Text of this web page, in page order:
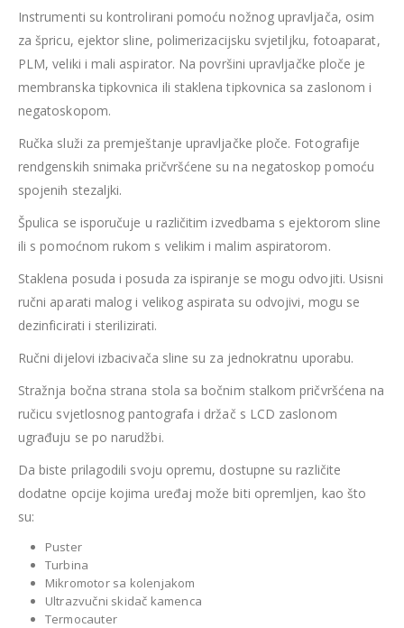
Instrumenti su kontrolirani pomoću nožnog upravljača, osim
za špricu, ejektor sline, polimerizacijsku svjetiljku, fotoaparat,
PLM, veliki i mali aspirator. Na površini upravljačke ploče je
membranska tipkovnica ili staklena tipkovnica sa zaslonom i
negatoskopom.
Ručka služi za premještanje upravljačke ploče. Fotografije
rendgenskih snimaka pričvršćene su na negatoskop pomoću
spojenih stezaljki.
Špulica se isporučuje u različitim izvedbama s ejektorom sline
ili s pomoćnom rukom s velikim i malim aspiratorom.
Staklena posuda i posuda za ispiranje se mogu odvojiti. Usisni
ručni aparati malog i velikog aspirata su odvojivi, mogu se
dezinficirati i sterilizirati.
Ručni dijelovi izbacivača sline su za jednokratnu uporabu.
Stražnja bočna strana stola sa bočnim stalkom pričvršćena na
ručicu svjetlosnog pantografa i držač s LCD zaslonom
ugrađuju se po narudžbi.
Da biste prilagodili svoju opremu, dostupne su različite
dodatne opcije kojima uređaj može biti opremljen, kao što
su:
Puster
Turbina
Mikromotor sa kolenjakom
Ultrazvučni skidač kamenca
Termocauter